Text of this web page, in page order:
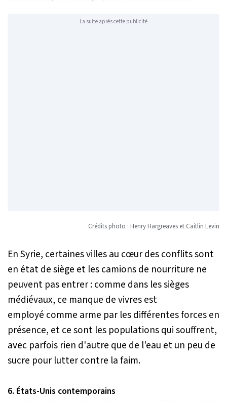
La suite après cette publicité
Crédits photo : Henry Hargreaves et Caitlin Levin
En Syrie, certaines villes au cœur des conflits sont
en état de siège et les camions de nourriture ne
peuvent pas entrer : comme dans les sièges
médiévaux, ce manque de vivres est
employé comme arme par les différentes forces en
présence, et ce sont les populations qui souffrent,
avec parfois rien d'autre que de l'eau et un peu de
sucre pour lutter contre la faim.
6. États-Unis contemporains